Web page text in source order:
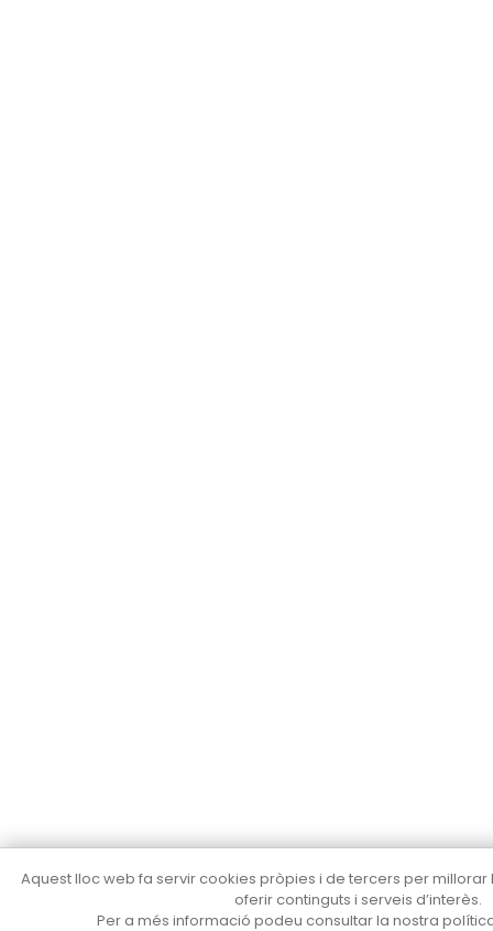
Aquest lloc web fa servir cookies pròpies i de tercers per
oferir continguts i serveis d’interès.
Per a més informació podeu consultar la nostra